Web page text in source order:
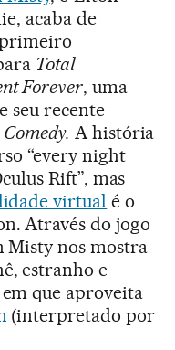
acaba de
Total
Forever, uma
seu recente
A história
“every night
Rift”, mas
virtual é o
Através do jogo
Misty nos mostra
estranho e
que aproveita
(interpretado por